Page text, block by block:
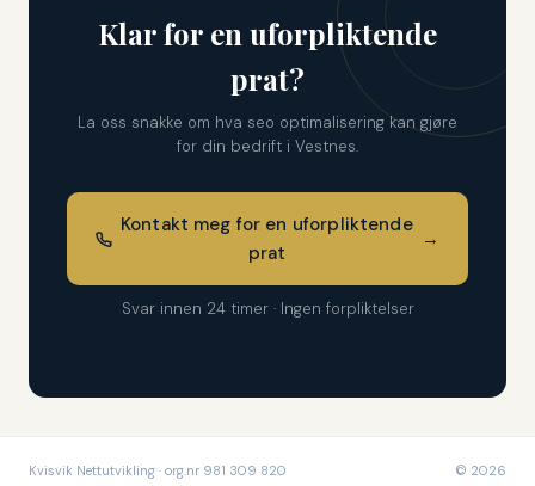
Klar for en uforpliktende
prat?
La oss snakke om hva seo optimalisering kan gjøre
for din bedrift i Vestnes.
Kontakt meg for en uforpliktende
prat
→
Svar innen 24 timer · Ingen forpliktelser
Kvisvik Nettutvikling · org.nr 981 309 820 © 2026